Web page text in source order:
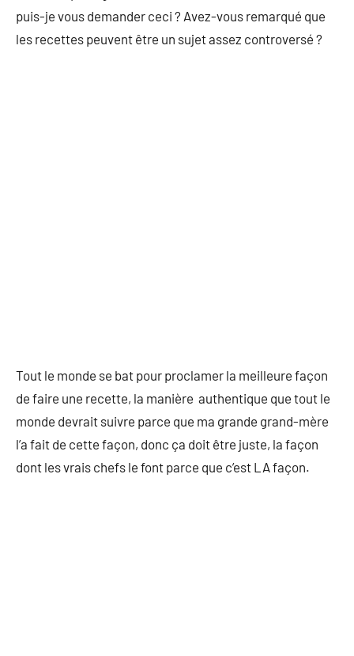
puis-je vous demander ceci ? Avez-vous remarqué que
les recettes peuvent être un sujet assez controversé ?
Tout le monde se bat pour proclamer la meilleure façon
de faire une recette, la manière authentique que tout le
monde devrait suivre parce que ma grande grand-mère
l’a fait de cette façon, donc ça doit être juste, la façon
dont les vrais chefs le font parce que c’est LA façon.